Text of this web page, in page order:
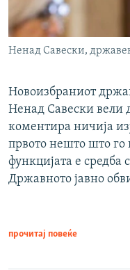
Ненад Савески,
Новоизбраниот
Ненад Савески вели
коментира ничија
првото нешто што го
функцијата е средба
Државното јавно
прочитај повеќе